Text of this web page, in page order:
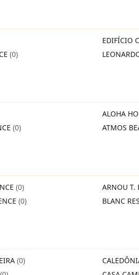
EDIFÍCIO
(0)
ALOHA
(0) ATMOS
(0) ARNOU T.
(0) BLANC
(0)